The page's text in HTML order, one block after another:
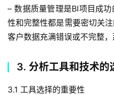
– 数据质量管理是BI项目成
性和完整性都是需要密切关
客户数据充满错误或不完整
3. 分析工具和技术的
3.1 工具选择的重要性